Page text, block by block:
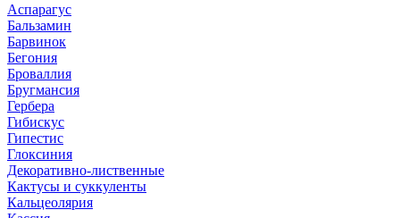
Аспарагус
Бальзамин
Барвинок
Бегония
Броваллия
Бругмансия
Гербера
Гибискус
Гипестис
Глоксиния
Декоративно-лиственные
Кактусы и суккуленты
Кальцеолярия